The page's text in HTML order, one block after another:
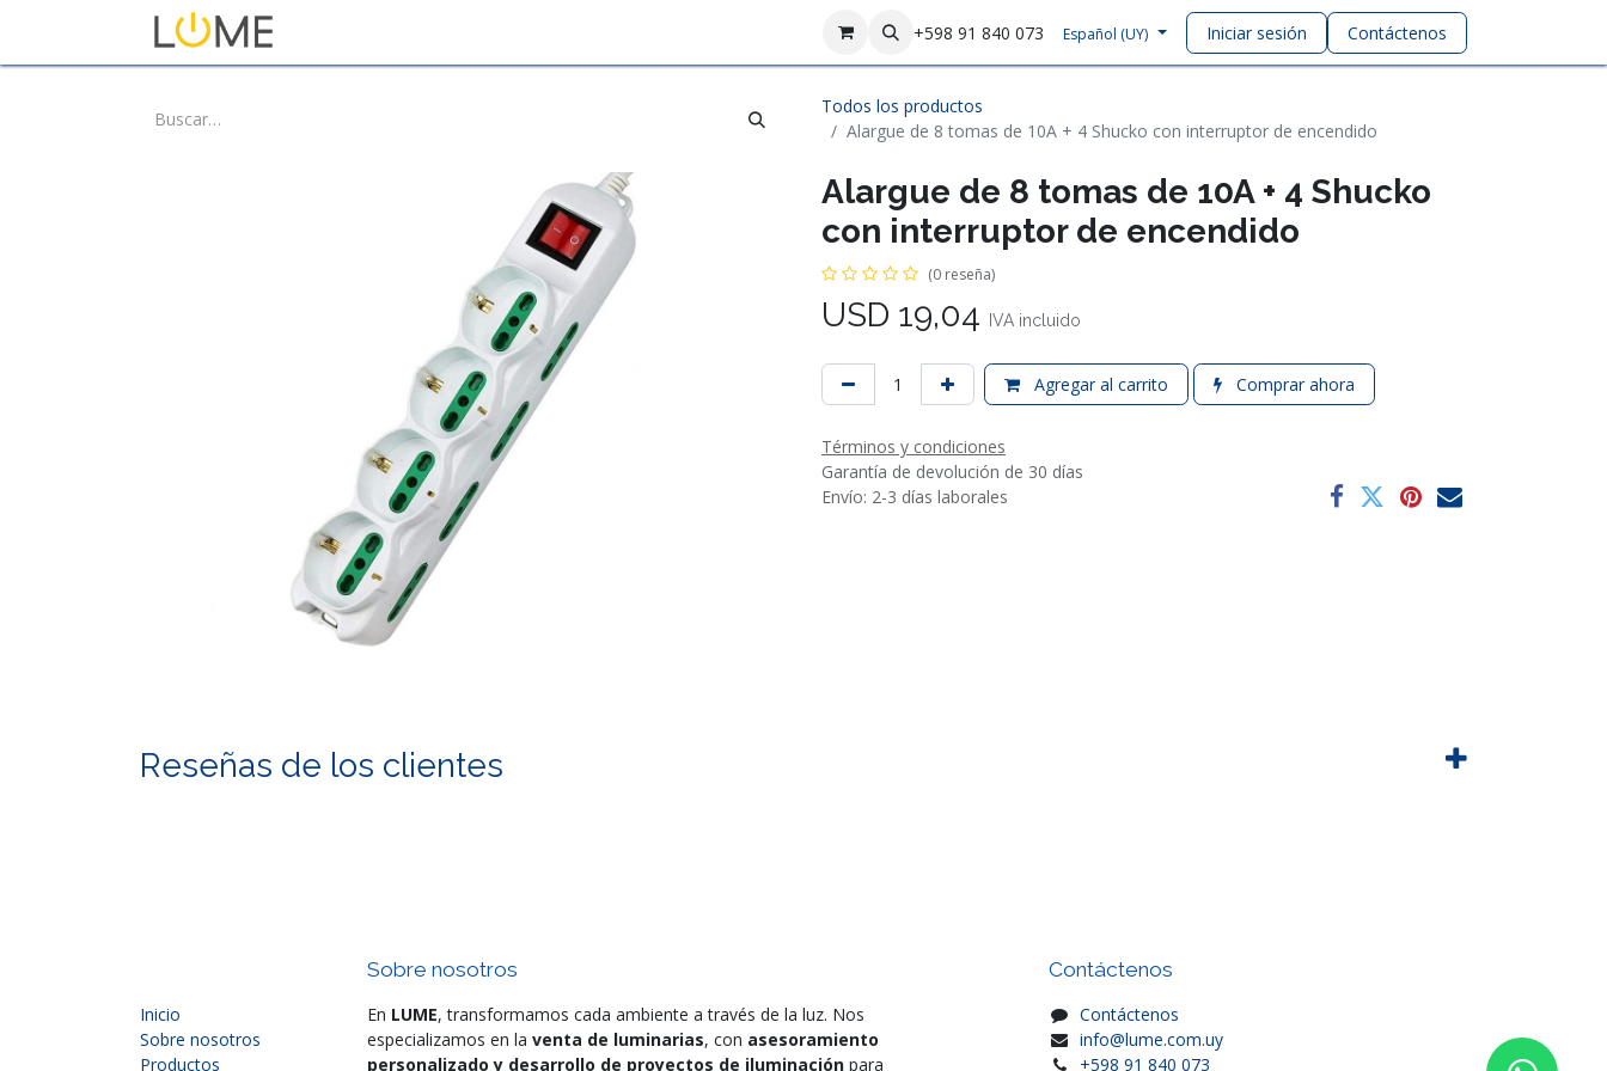
+598 91 840 073 Español (UY) Iniciar sesión Contáctenos
Todos los productos
Alargue de 8 tomas de 10A + 4 Shucko con interruptor de encendido
Alargue de 8 tomas de 10A + 4 Shucko
con interruptor de encendido
(0 reseña)
USD 19,04 IVA incluido
Agregar al carrito Comprar ahora
Términos y condiciones
Garantía de devolución de 30 días
Envío: 2-3 días laborales
Reseñas de los clientes
Inicio
Sobre nosotros
Productos
Sobre nosotros
En LUME, transformamos cada ambiente a través de la luz. Nos
especializamos en la venta de luminarias, con asesoramiento
personalizado y desarrollo de proyectos de iluminación para
Contáctenos
Contáctenos
info@lume.com.uy
+598 91 840 073